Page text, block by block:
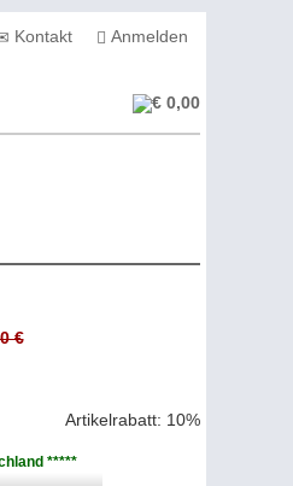
Kontakt Anmelden
€ 0,00
€
Artikelrabatt: 10%
*****